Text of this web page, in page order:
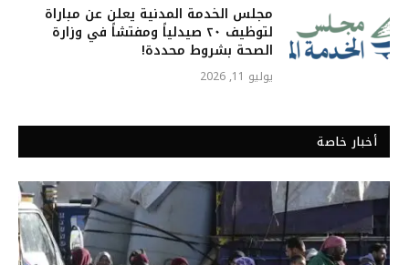
مجلس الخدمة المدنية يعلن عن مباراة
لتوظيف ٢٠ صيدلياً ومفتشاً في وزارة
الصحة بشروط محددة!
يوليو 11, 2026
أخبار خاصة